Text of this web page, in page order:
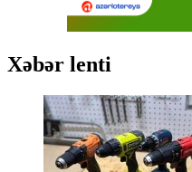
Xəbər lenti